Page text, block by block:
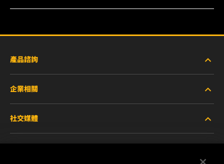
產品諮詢
重型設備車輛
小客車與商用車
企業相關
關於WIX
社交媒體